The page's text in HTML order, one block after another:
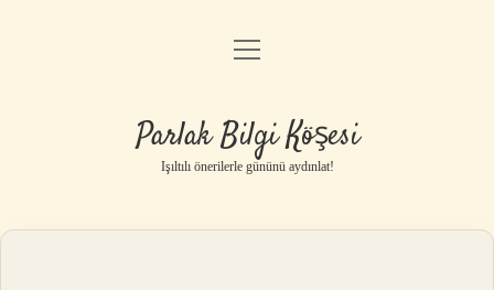
Anasayfa
Yasal Uyarı
menüyü
Parlak Bilgi Köşesi
Işıltılı önerilerle gününü aydınlat!